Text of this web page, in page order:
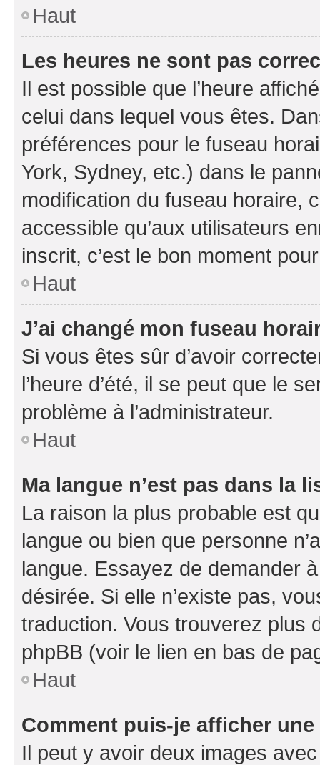
Haut
Les heures ne sont pas
Il est possible que l’heure
celui dans lequel vous êtes.
préférences pour le fuseau
York, Sydney, etc.) dans le
modification du fuseau horaire,
accessible qu’aux utilisateurs
inscrit, c’est le bon moment
Haut
J’ai changé mon fuseau
Si vous êtes sûr d’avoir
l’heure d’été, il se peut que le
problème à l’administrateur.
Haut
Ma langue n’est pas dans la
La raison la plus probable est
langue ou bien que personne
langue. Essayez de demander
désirée. Si elle n’existe pas,
traduction. Vous trouverez plus
phpBB (voir le lien en bas de
Haut
Comment puis-je afficher
Il peut y avoir deux images